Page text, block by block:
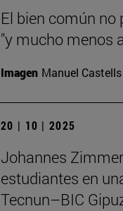
El bien común
"y mucho menos
Imagen Manuel Castells
20 | 10 | 2025
Johannes
estudiantes en
Tecnun–BIC